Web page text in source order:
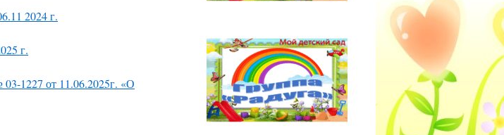
2024 г.
г.
от 11.06.2025г. «О